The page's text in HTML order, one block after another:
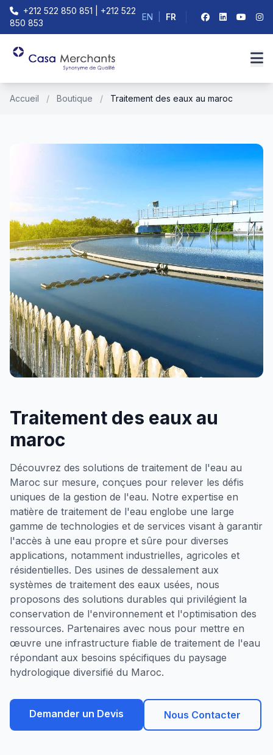
+212 522 850 851 | +212 522
850 853
EN FR
Accueil / Boutique / Traitement des eaux au maroc
Traitement des eaux au
maroc
Découvrez des solutions de traitement de l'eau au
Maroc sur mesure, conçues pour relever les défis
uniques de la gestion de l'eau. Notre expertise en
matière de traitement de l'eau englobe une large
gamme de technologies et de services visant à garantir
l'accès à une eau propre et sûre pour diverses
applications, notamment industrielles, agricoles et
résidentielles. Des usines de dessalement aux
systèmes de traitement des eaux usées, nous
proposons des solutions durables qui privilégient la
conservation de l'environnement et l'optimisation des
ressources. Partenaires avec nous pour mettre en
œuvre une infrastructure fiable de traitement de l'eau
répondant aux besoins spécifiques du paysage
hydrologique diversifié du Maroc.
Demander un Devis Nous Contacter